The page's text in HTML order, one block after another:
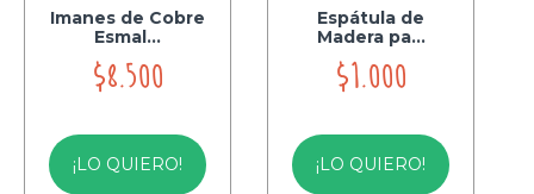
Imanes de Cobre
Esmal...
$8.500
¡LO QUIERO!
Espátula de
Madera pa...
$1.000
¡LO QUIERO!